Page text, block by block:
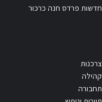
חדשות פרדס חנה כרכור
צרכנות
קהילה
תחבורה